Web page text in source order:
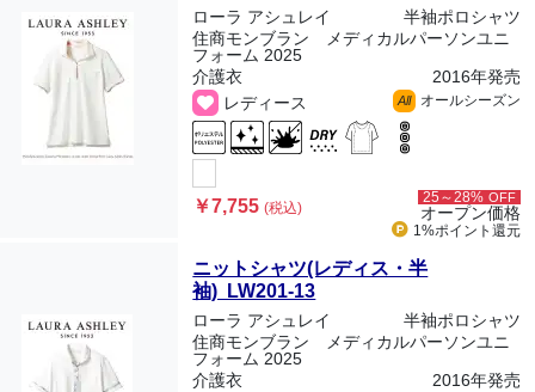
ローラ アシュレイ
半袖ポロシャツ
住商モンブラン メディカルパーソンユニ
フォーム 2025
介護衣
2016年発売
レディース
All オールシーズン
￥7,755(税込)
25～28% OFF
オープン価格
1%ポイント 還元
ニットシャツ(レディス・半
袖) LW201-13
ローラ アシュレイ
半袖ポロシャツ
住商モンブラン メディカルパーソンユニ
フォーム 2025
介護衣
2016年発売